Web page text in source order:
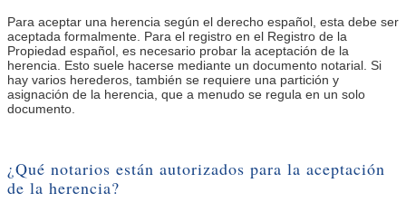
Para aceptar una herencia según el derecho español, esta debe ser
aceptada formalmente. Para el registro en el Registro de la
Propiedad español, es necesario probar la aceptación de la
herencia. Esto suele hacerse mediante un documento notarial. Si
hay varios herederos, también se requiere una partición y
asignación de la herencia, que a menudo se regula en un solo
documento.
¿Qué notarios están autorizados para la aceptación
de la herencia?